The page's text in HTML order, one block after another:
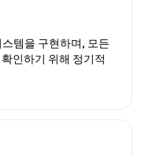
템을 구현하며, 모든
인하기 위해 정기적